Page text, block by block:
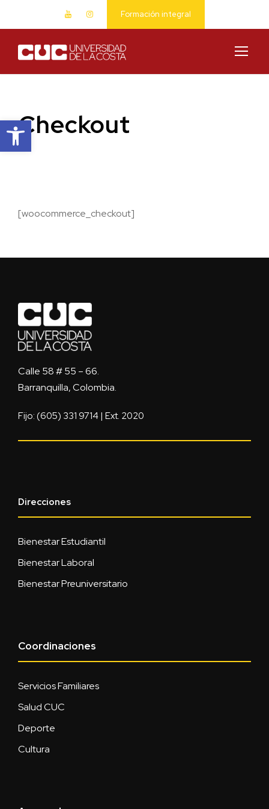
Abrir barra de herramientas
Formación integral
Checkout
[woocommerce_checkout]
Calle 58 # 55 – 66.
Barranquilla, Colombia.
Fijo: (605) 331 9714 | Ext. 2020
Direcciones
Bienestar Estudiantil
Bienestar Laboral
Bienestar Preuniversitario
Coordinaciones
Servicios Familiares
Salud CUC
Deporte
Cultura